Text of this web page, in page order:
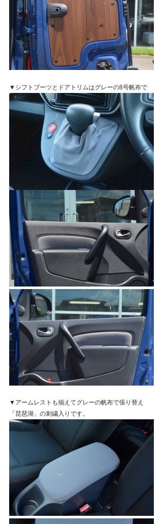
▼シフトブーツとドアトリムはグレーの8号帆布で
▼アームレストも揃えてグレーの帆布で張り替え
「琵琶湖」の刺繍入りです。